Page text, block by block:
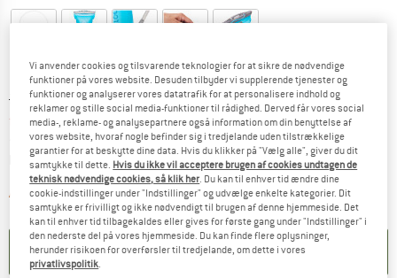
Original pris :
34,95€
Pris:
fra 29,71€ inkl. moms.
fraKR222,10
plus Forsendelsesomkostninger Oplysninger om
Artiklen er p.t. desværre udsolgtLinket åbnes i en infoboks og
OPRET MEDDELELSE
Vi anvender cookies og tilsvarende teknologier for at sikre de nødvendige
funktioner på vores website. Desuden tilbyder vi supplerende tjenester og
funktioner og analyserer vores datatrafik for at personalisere indhold og
reklamer og stille social media-funktioner til rådighed. Derved får vores social
media-, reklame- og analysepartnere også information om din benyttelse af
vores website, hvoraf nogle befinder sig i tredjelande uden tilstrækkelige
garantier for at beskytte dine data. Hvis du klikker på "Vælg alle", giver du dit
samtykke til dette. Hvis du ikke vil acceptere brugen af cookies undtagen de
teknisk nødvendige cookies, så klik her. Du kan til enhver tid ændre dine
cookie-indstillinger under "Indstillinger" og udvælge enkelte kategorier. Dit
samtykke er frivilligt og ikke nødvendigt til brugen af denne hjemmeside. Det
kan til enhver tid tilbagekaldes eller gives for første gang under "Indstillinger" i
den nederste del på vores hjemmeside. Du kan finde flere oplysninger,
herunder risikoen for overførsler til tredjelande, om dette i vores
privatlivspolitik.